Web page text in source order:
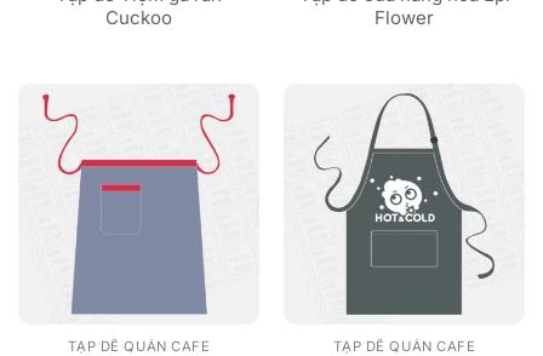
Cuckoo
Flower
TẠP DỀ QUÁN CAFE TẠP DỀ QUÁN CAFE